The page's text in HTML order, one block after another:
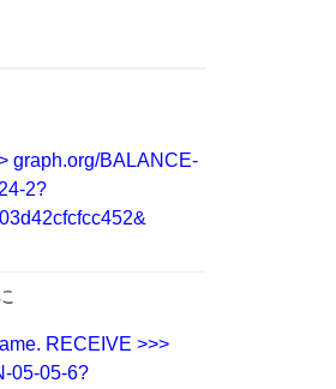
graph.org/BALANCE-
2?
RECEIVE >>>
05-05-6?